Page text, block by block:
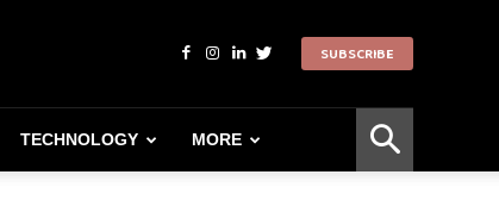
SUBSCRIBE
TECHNOLOGY MORE